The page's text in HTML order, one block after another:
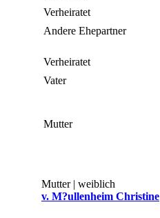
Verheiratet
Andere Ehepartner
Verheiratet
Vater
Mutter
Mutter | weiblich
v. M?ullenheim Christine